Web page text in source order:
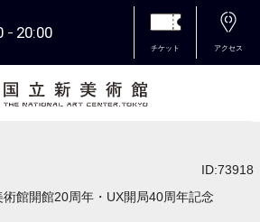
20:00
チケット アクセス
ID:73918
館開館20周年・UX開局40周年記念